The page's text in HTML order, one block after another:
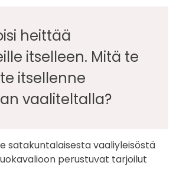
heittää
itselleen. Mitä te
itsellenne
vaaliteltalla?
satakuntalaisesta vaaliyleisöstä
perustuvat tarjoilut